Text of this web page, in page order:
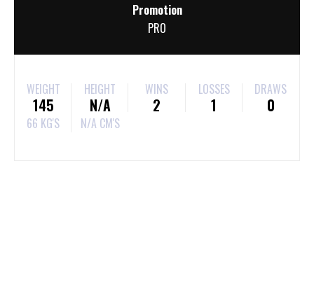
Promotion
PRO
WEIGHT
145
66 KG'S
HEIGHT
N/A
N/A CM'S
WINS
2
LOSSES
1
DRAWS
0